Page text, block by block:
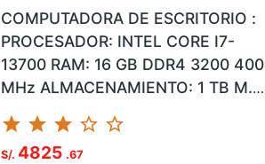
COMPUTADORA DE ESCRITORIO :
PROCESADOR: INTEL CORE I7-
13700 RAM: 16 GB DDR4 3200 400
MHz ALMACENAMIENTO: 1 TB M.2
SI VG...
star star star star_border star_border
S/. 4825 .67